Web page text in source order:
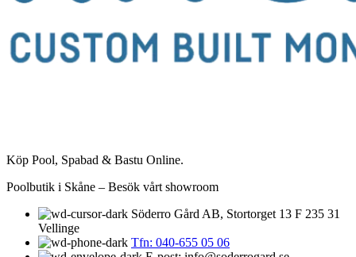
Köp Pool, Spabad & Bastu Online.
Poolbutik i Skåne – Besök vårt showroom
Söderro Gård AB, Stortorget 13 F 235 31
Vellinge
Tfn: 040-655 05 06